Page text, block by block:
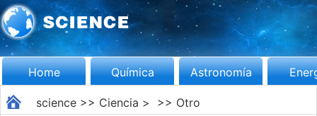
Home Química Astronomía
science>> Ciencia > >> Otro